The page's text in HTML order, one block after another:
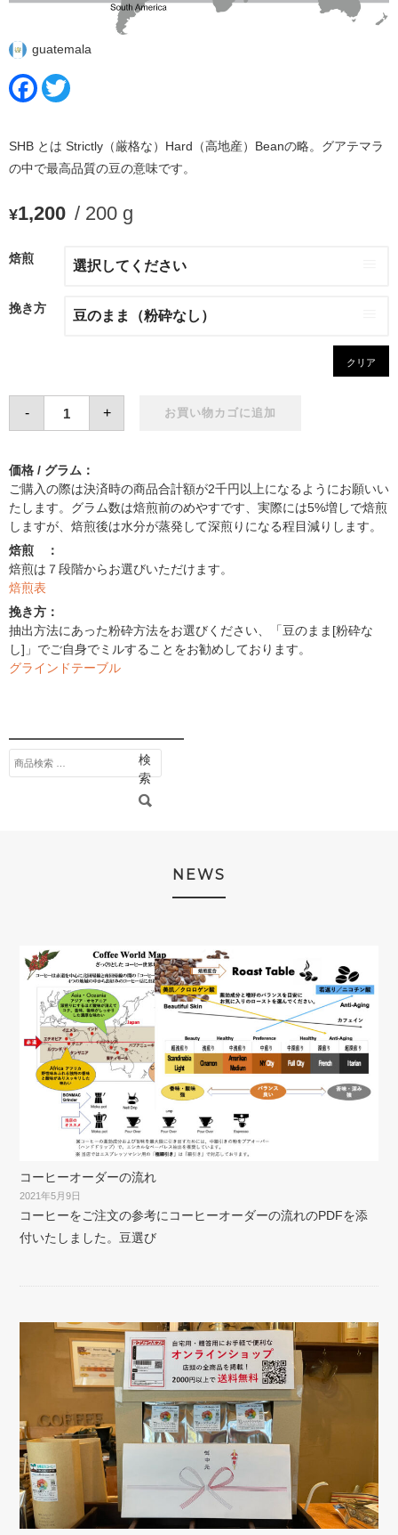
guatemala
Facebook
SHB とは Strictly（厳格な）Hard（高地産）Beanの略。グアテマラ
の中で最高品質の豆の意味です。
¥1,200 / 200 g
焙煎
挽き方
クリア
-
Guatemala
SHB
+ お買い物カゴに追加
価格 / グラム：
ご購入の際は決済時の商品合計額が2千円以上になるようにお願いい
たします。グラム数は焙煎前のめやすです、実際には5%増しで焙煎
しますが、焙煎後は水分が蒸発して深煎りになる程目減りします。
焙煎 ：
焙煎は７段階からお選びいただけます。
焙煎表
挽き方：
抽出方法にあった粉砕方法をお選びください、「豆のまま[粉砕な
し]」でご自身でミルすることをお勧めしております。
グラインドテーブル
検
索
検
索
NEWS
コーヒーオーダーの流れ
2021年5月9日
コーヒーをご注文の参考にコーヒーオーダーの流れのPDFを添
付いたしました。豆選び